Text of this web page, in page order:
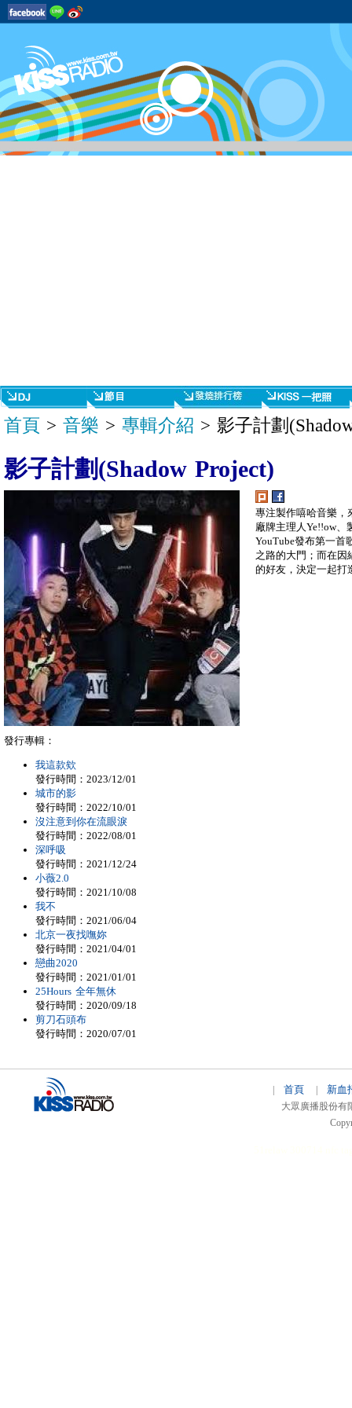
首頁 > 音樂 > 專輯介紹 > 影子計劃
影子計劃(Shadow Project)
專注製作嘻哈音樂，
廠牌主理人Ye!!ow、
YouTube發布第一
之路的大門；而在因
的好友，決定一起打
發行專輯：
我這款欸
發行時間：2023/12/01
城市的影
發行時間：2022/10/01
沒注意到你在流眼淚
發行時間：2022/08/01
深呼吸
發行時間：2021/12/24
小薇2.0
發行時間：2021/10/08
我不
發行時間：2021/06/04
北京一夜找嘸妳
發行時間：2021/04/01
戀曲2020
發行時間：2021/01/01
25Hours 全年無休
發行時間：2020/09/18
剪刀石頭布
發行時間：2020/07/01
| 首頁| 新血
大眾廣播股份有